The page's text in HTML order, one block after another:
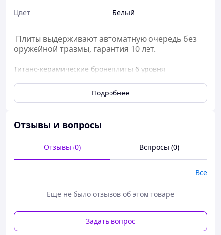
Цвет Белый
Плиты выдерживают автоматную очередь без
оружейной травмы, гарантия 10 лет.
Титано-керамические бронеплиты 6 уровня
действий на близкой дистанции.
обеспечивают безопасность бойца при
многократном -до 10 попаданий бронебойных
пуль Б-32 патрона 7,62х54R из пулеметов ПКМ,
винтовки СВД и «Мосина» с дистанции 10 м. При
этом исключается травмирование бойца
осколками и ударом пули. Деформация плиты от
толщине демпферного слоя бронежилета
прочность стандартных плит НАТО (по
стандарту NIJ IV STD 0101.06 – в них допускается
деформация 44 мм при которой бойца нужна
Подробнее
Отзывы и вопросы
Отзывы (0) Вопросы (0)
Все
Еще не было отзывов об этом товаре
Задать вопрос